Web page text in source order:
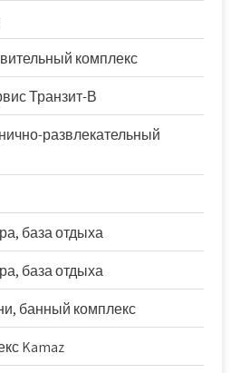
комплекс
Транзит-В
развлекательный
база отдыха
база отдыха
банный комплекс
Kamaz